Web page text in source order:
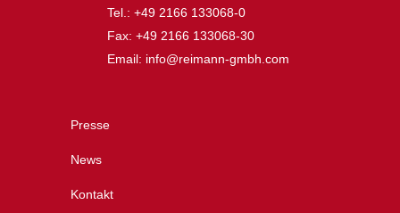
Tel.: +49 2166 133068-0
Fax: +49 2166 133068-30
Email: info@reimann-gmbh.com
Presse
News
Kontakt